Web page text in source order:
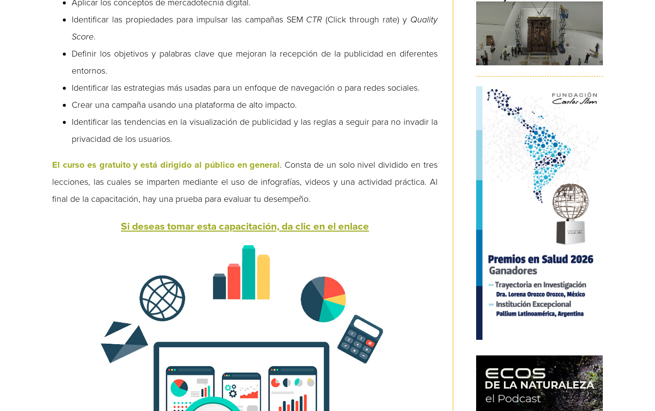
Aplicar los conceptos de mercadotecnia digital.
Identificar las propiedades para impulsar las campañas SEM CTR (Click through rate) y Quality
Score.
Definir los objetivos y palabras clave que mejoran la recepción de la publicidad en diferentes
entornos.
Identificar las estrategias más usadas para un enfoque de navegación o para redes sociales.
Crear una campaña usando una plataforma de alto impacto.
Identificar las tendencias en la visualización de publicidad y las reglas a seguir para no invadir la
privacidad de los usuarios.
El curso es gratuito y está dirigido al público en general. Consta de un solo nivel dividido en tres
lecciones, las cuales se imparten mediante el uso de infografías, videos y una actividad práctica. Al
final de la capacitación, hay una prueba para evaluar tu desempeño.
Si deseas tomar esta capacitación, da clic en el enlace